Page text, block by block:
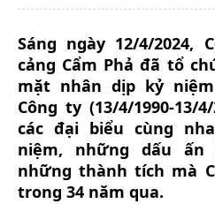
Sáng ngày 12/4/2024,
cảng Cẩm Phả đã tổ
mặt nhân dịp kỷ
Công ty (13/4/1990-13/4/
các đại biểu cùng
niệm, những dấu
những thành tích mà
trong 34 năm qua.